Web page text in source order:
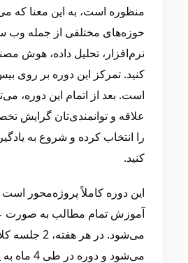
منظوره است، به این معنا که
حوزه‌های مختلفی از جمله وب
نرم‌افزار، تحلیل داده، هوش
کنید. تمرکز این دوره بر روی
است. بعد از اتمام این دوره،
علاقه و توانمندی‌تان گرایش
را انتخاب کرده و شروع به
کنید.
این دوره کاملاً پروژه‌محور
آموزش تمام مطالب به صورت
می‌شود. در هر
می‌شود و